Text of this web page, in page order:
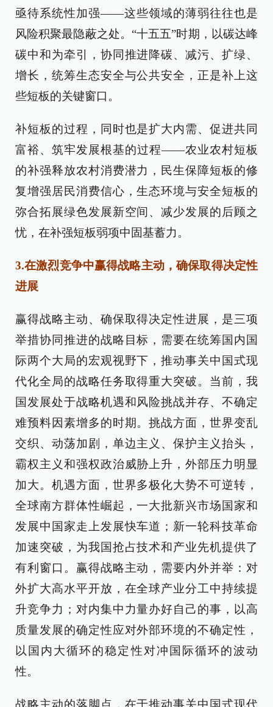
亟待系统性加强——这些领域的薄弱往往也是
风险积聚最隐蔽之处。“十五五”时期，以碳达峰
碳中和为牵引，协同推进降碳、减污、扩绿、
增长，统筹生态安全与公共安全，正是补上这
些短板的关键窗口。
补短板的过程，同时也是扩大内需、促进共同
富裕、筑牢发展根基的过程——农业农村短板
的补强释放农村消费潜力，民生保障短板的修
复增强居民消费信心，生态环境与安全短板的
弥合拓展绿色发展新空间、减少发展的后顾之
忧，在补强短板弱项中固基蓄力。
3.在激烈竞争中赢得战略主动，确保取得决定性
进展
赢得战略主动、确保取得决定性进展，是三项
举措协同推进的战略目标，需要在统筹国内国
际两个大局的宏观视野下，推动事关中国式现
代化全局的战略任务取得重大突破。当前，我
国发展处于战略机遇和风险挑战并存、不确定
难预料因素增多的时期。挑战方面，世界变乱
交织、动荡加剧，单边主义、保护主义抬头，
霸权主义和强权政治威胁上升，外部压力明显
加大。机遇方面，世界多极化大势不可逆转，
全球南方群体性崛起，一大批新兴市场国家和
发展中国家走上发展快车道；新一轮科技革命
加速突破，为我国抢占技术和产业先机提供了
有利窗口。赢得战略主动，需要内外并举：对
外扩大高水平开放，在全球产业分工中持续提
升竞争力；对内集中力量办好自己的事，以高
质量发展的确定性应对外部环境的不确定性，
以国内大循环的稳定性对冲国际循环的波动
性。
战略主动的落脚点，在于推动事关中国式现代